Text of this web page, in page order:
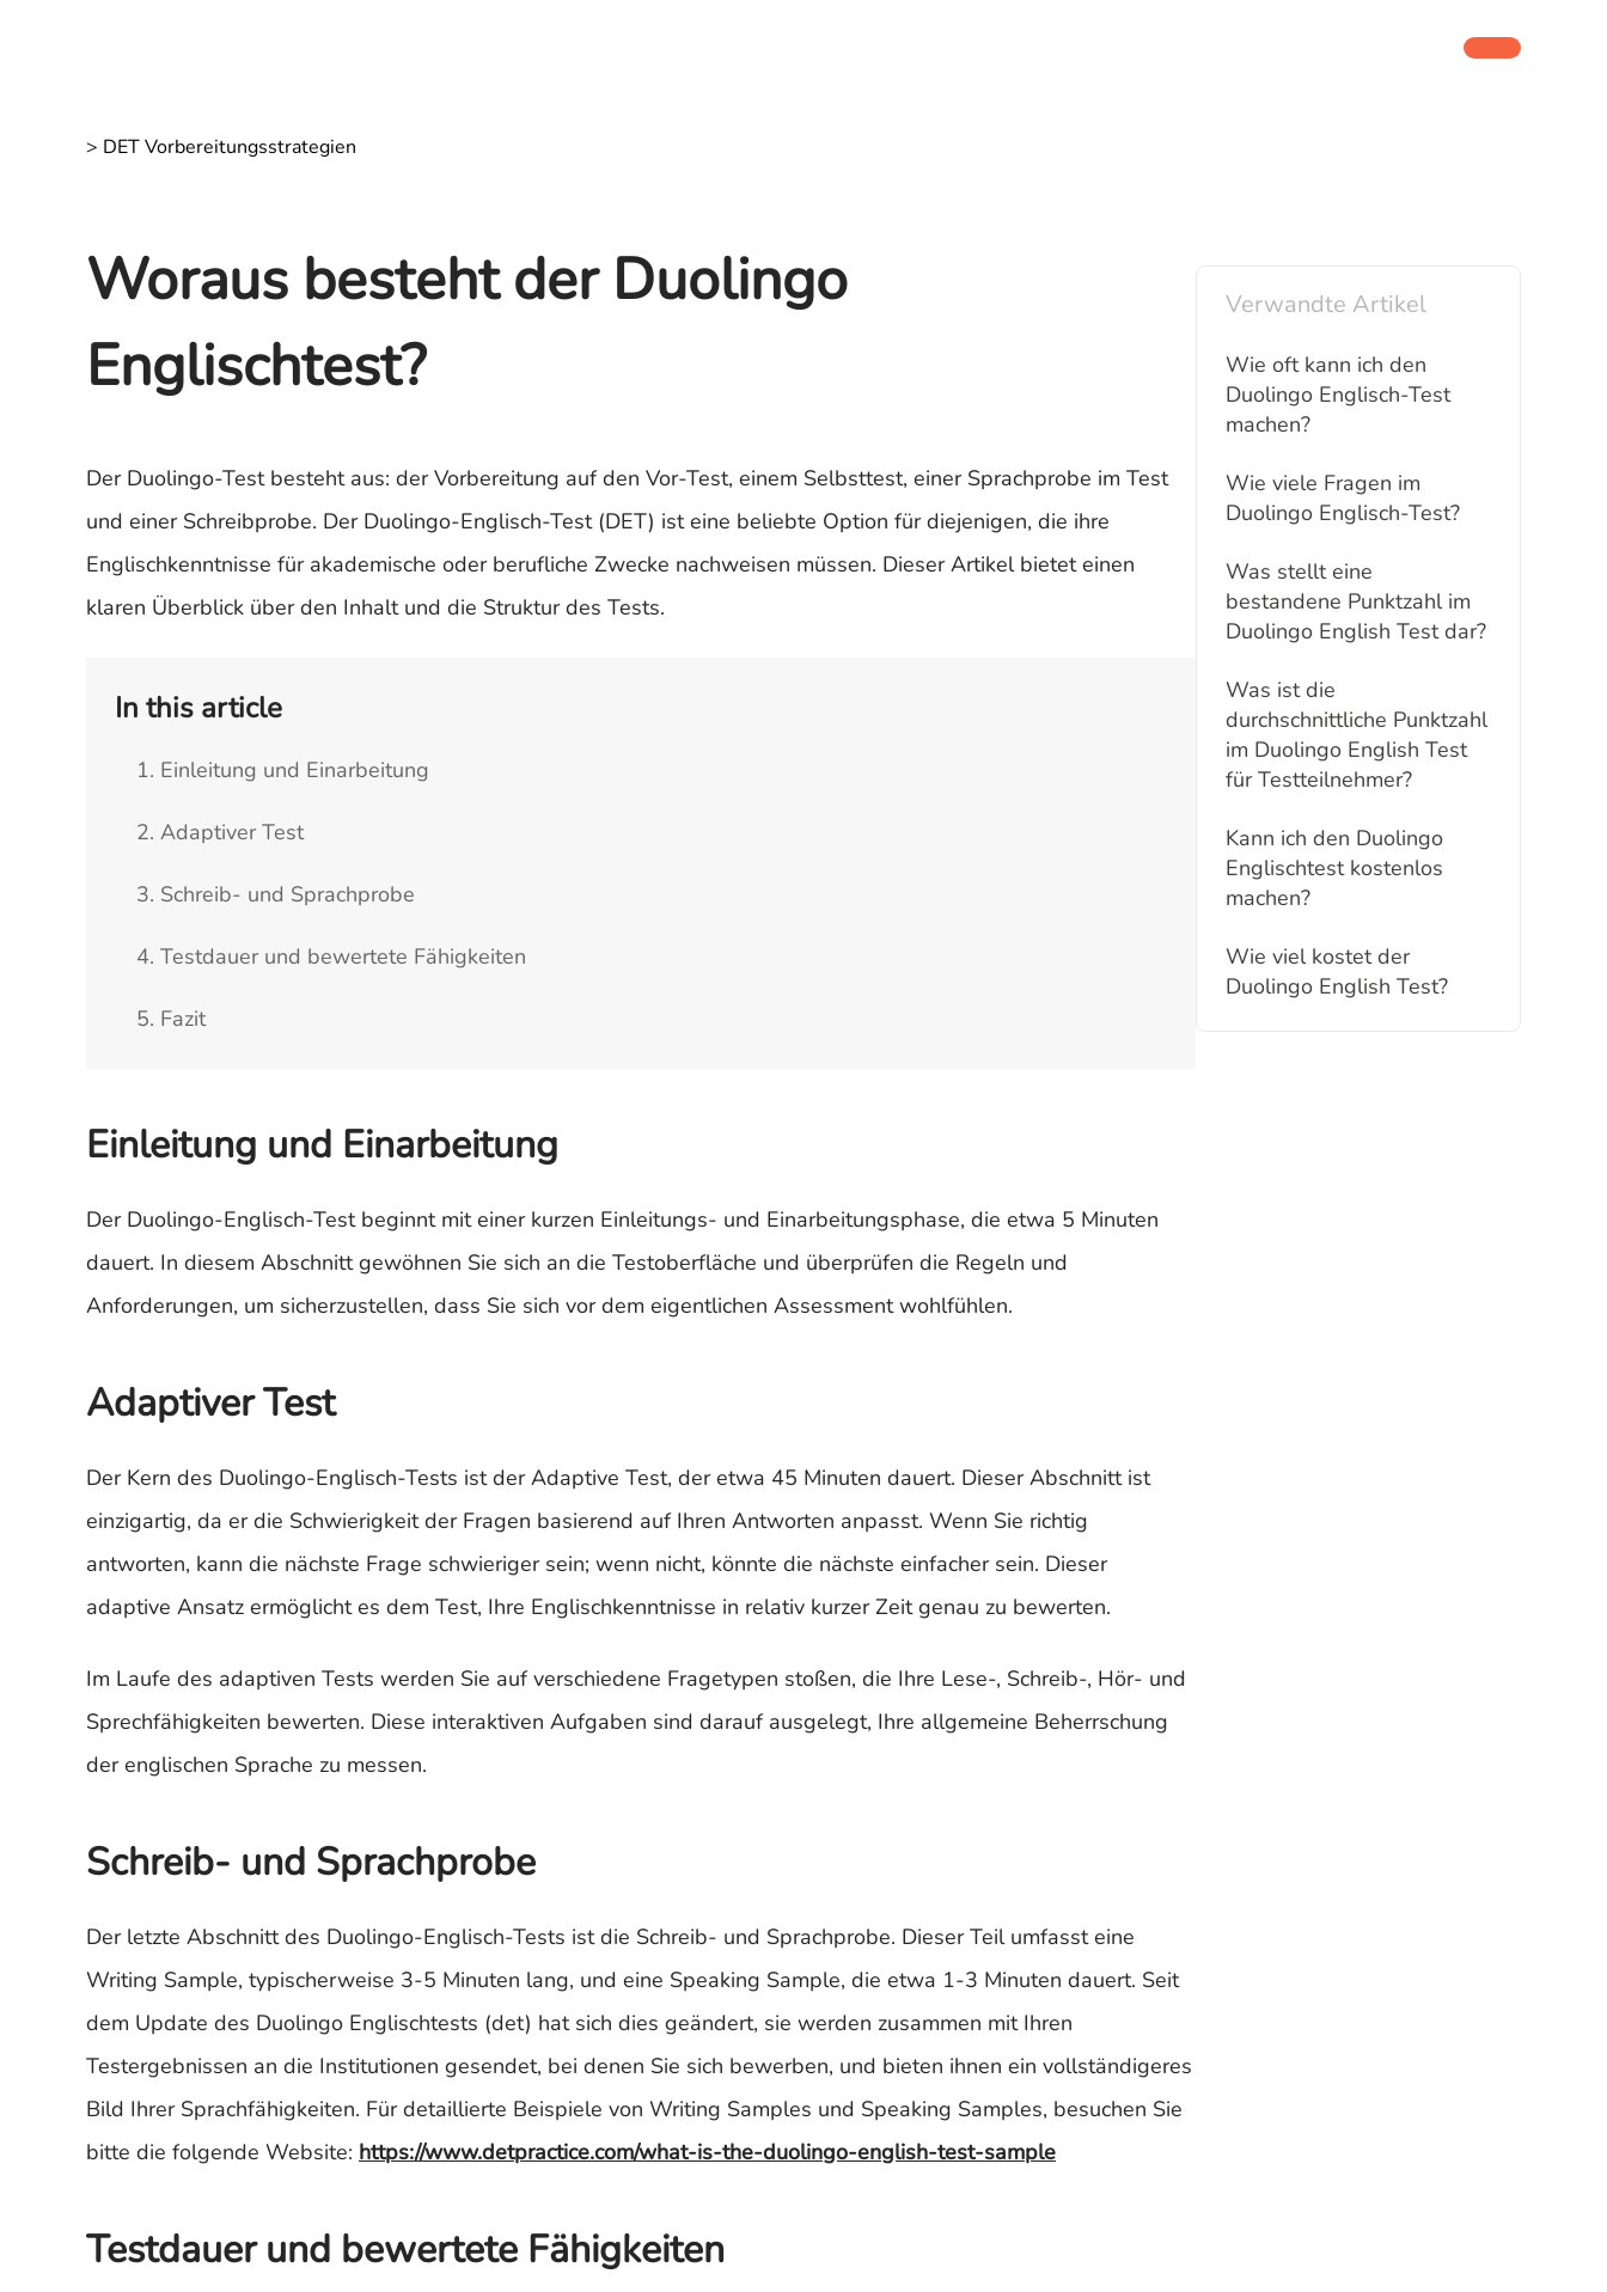
> DET Vorbereitungsstrategien
Woraus besteht der Duolingo
Englischtest?
Der Duolingo-Test besteht aus: der Vorbereitung auf den Vor-Test, einem Selbsttest, einer Sprachprobe im Test
und einer Schreibprobe. Der Duolingo-Englisch-Test (DET) ist eine beliebte Option für diejenigen, die ihre
Englischkenntnisse für akademische oder berufliche Zwecke nachweisen müssen. Dieser Artikel bietet einen
klaren Überblick über den Inhalt und die Struktur des Tests.
In this article
1. Einleitung und Einarbeitung
2. Adaptiver Test
3. Schreib- und Sprachprobe
4. Testdauer und bewertete Fähigkeiten
5. Fazit
Einleitung und Einarbeitung
Der Duolingo-Englisch-Test beginnt mit einer kurzen Einleitungs- und Einarbeitungsphase, die etwa 5 Minuten
dauert. In diesem Abschnitt gewöhnen Sie sich an die Testoberfläche und überprüfen die Regeln und
Anforderungen, um sicherzustellen, dass Sie sich vor dem eigentlichen Assessment wohlfühlen.
Adaptiver Test
Der Kern des Duolingo-Englisch-Tests ist der Adaptive Test, der etwa 45 Minuten dauert. Dieser Abschnitt ist
einzigartig, da er die Schwierigkeit der Fragen basierend auf Ihren Antworten anpasst. Wenn Sie richtig
antworten, kann die nächste Frage schwieriger sein; wenn nicht, könnte die nächste einfacher sein. Dieser
adaptive Ansatz ermöglicht es dem Test, Ihre Englischkenntnisse in relativ kurzer Zeit genau zu bewerten.
Im Laufe des adaptiven Tests werden Sie auf verschiedene Fragetypen stoßen, die Ihre Lese-, Schreib-, Hör- und
Sprechfähigkeiten bewerten. Diese interaktiven Aufgaben sind darauf ausgelegt, Ihre allgemeine Beherrschung
der englischen Sprache zu messen.
Schreib- und Sprachprobe
Der letzte Abschnitt des Duolingo-Englisch-Tests ist die Schreib- und Sprachprobe. Dieser Teil umfasst eine
Writing Sample, typischerweise 3-5 Minuten lang, und eine Speaking Sample, die etwa 1-3 Minuten dauert. Seit
dem Update des Duolingo Englischtests (det) hat sich dies geändert, sie werden zusammen mit Ihren
Testergebnissen an die Institutionen gesendet, bei denen Sie sich bewerben, und bieten ihnen ein vollständigeres
Bild Ihrer Sprachfähigkeiten. Für detaillierte Beispiele von Writing Samples und Speaking Samples, besuchen Sie
bitte die folgende Website: https://www.detpractice.com/what-is-the-duolingo-english-test-sample
Testdauer und bewertete Fähigkeiten
Verwandte Artikel
Wie oft kann ich den
Duolingo Englisch-Test
machen?
Wie viele Fragen im
Duolingo Englisch-Test?
Was stellt eine
bestandene Punktzahl im
Duolingo English Test dar?
Was ist die
durchschnittliche Punktzahl
im Duolingo English Test
für Testteilnehmer?
Kann ich den Duolingo
Englischtest kostenlos
machen?
Wie viel kostet der
Duolingo English Test?